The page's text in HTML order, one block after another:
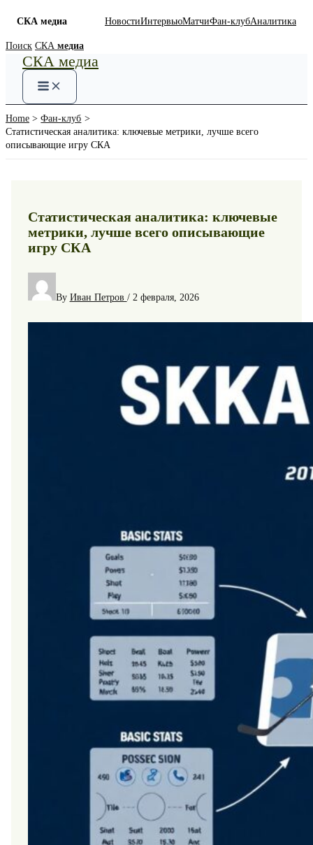
СКА медиа НовостиИнтервьюМатчиФан-клубАналитика
Skip
content
Поиск СКА медиа
СКА медиа
Home
Фан-клуб
Статистическая аналитика: ключевые метрики, лучше всего
описывающие игру СКА
Статистическая аналитика: ключевые
метрики, лучше всего описывающие
игру СКА
By Иван Петров / 2 февраля, 2026